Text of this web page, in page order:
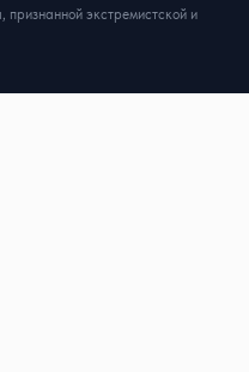
экстремистской и